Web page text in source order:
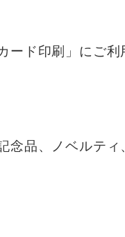
ード印刷」にご利
品、ノベルテ